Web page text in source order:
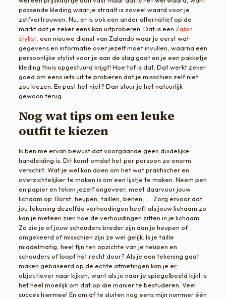
passende kleding waar je straalt is zoveel waard voor je
zelfvertrouwen. Nu, er is ook een ander alternatief op de
markt dat je zeker eens kan uitproberen. Dat is een Zalon
stylist, een nieuwe dienst van Zalando waar je eerst wat
gegevens en informatie over jezelf moet invullen, waarna een
persoonlijke stylist voor je aan de slag gaat en je een pakketje
kleding thuis opgestuurd krijgt! Hoe tof is dat. Dat werkt zeker
goed om eens iets uit te proberen dat je misschien zelf niet
zou kiezen. En past het niet? Dan stuur je het natuurlijk
gewoon terug.
Nog wat tips om een leuke
outfit te kiezen
Ik ben me ervan bewust dat voorgaande geen duidelijke
handleiding is. Dit komt omdat het per persoon zo enorm
verschilt. Wat je wel kan doen om het wat praktischer en
overzichtelijker te maken is om een lijstje te maken. Neem pen
en papier en teken jezelf ongeveer, meet daarvoor jouw
lichaam op: Borst, heupen, taillen, benen, …. Zorg ervoor dat
jou tekening dezelfde verhoudingen heeft als jouw lichaam zo
kan je meteen zien hoe de verhoudingen zitten in je lichaam.
Zo zie je of jouw schouders breder zijn dan je heupen of
omgekeerd of misschien zijn ze wel gelijk. Is je taille
middelmatig, heel fijn ten opzichte van je heupen en
schouders of loopt het recht door? Als je een tekening gaat
maken gebaseerd op de echte afmetingen kan je er
objectiever naar kijken, want als je naar je spiegelbeeld kijkt is
het heel moeilijk om dat op die manier te bestuderen. Veel
succes hiermee! En om af te sluiten nog eens mijn nummer één